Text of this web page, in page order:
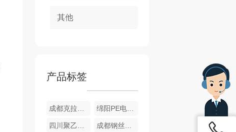
其他
产品标签
成都克拉管厂家 绵阳PE电熔管件
四川聚乙烯（PE）钢丝网骨架管 成都钢丝骨架管